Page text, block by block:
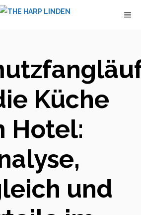
Küche
Hotel:
und